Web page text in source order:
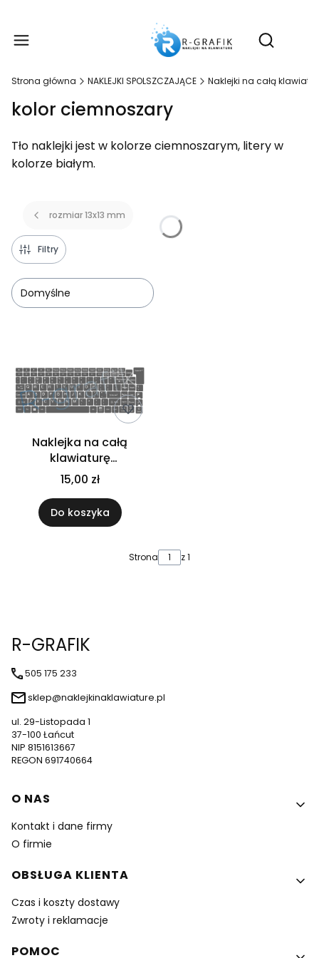
Otwórz
Strona główna NAKLEJKI SPOLSZCZAJĄCE Naklejki na całą
kolor ciemnoszary
Tło naklejki jest w kolorze ciemnoszarym, litery w
kolorze białym.
rozmiar 13x13 mm
Filtry
Domyślne
Naklejka na całą
klawiaturę
LAMINOWANA 13x13
ciemnoszara
15,00 zł
Do koszyka
Strona z 1
R-GRAFIK
505 175 233
sklep@naklejkinaklawiature.pl
ul. 29-Listopada 1
37-100 Łańcut
NIP 8151613667
REGON 691740664
Linki w stopce
O NAS
Kontakt i dane firmy
O firmie
OBSŁUGA KLIENTA
Czas i koszty dostawy
Zwroty i reklamacje
POMOC